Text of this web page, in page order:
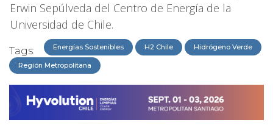
Erwin Sepúlveda del Centro de Energía de la
Universidad de Chile.
Tags: Energías Sostenibles H2 Chile Hidrógeno Verde
Región Metropolitana